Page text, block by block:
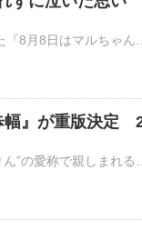
幅』が重版決定